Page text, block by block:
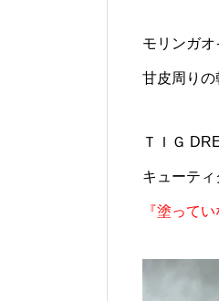
モリンガ
甘皮周りの
ＴＩＧ
キューテ
『塗って